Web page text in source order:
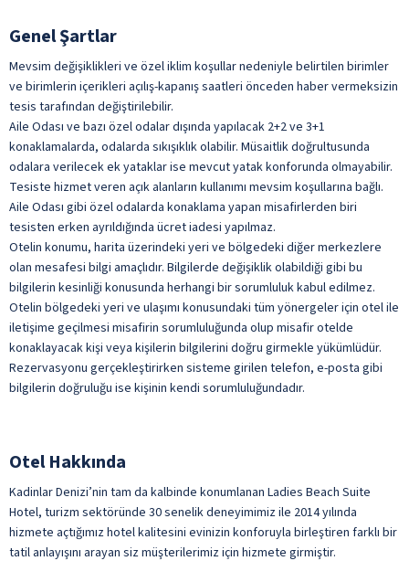
Kapalı Restoran
Lobi Bar
Nargile
Oda Servisi
Restoran
Restoran Bar
Serpme Kahvaltı
Şişeli İçecekler
Türk Kahvesi
Yabancı Alkollü İçecek
Yerli Alkollü İçecek
ile belirtilen özellikler ücretlidir.
açık alanlar ücretsiz şezlong ve şemsiye için ücret alınmaktadır.
Otelde beach club bulunuyor ve ücretlidir.
Halk Plajı
Şemsiye
Şezlong
ile belirtilen özellikler ücretlidir.
Genel Şartlar
Mevsim değişiklikleri ve özel iklim koşullar nedeniyle belirtilen birimler
ve birimlerin içerikleri açılış-kapanış saatleri önceden haber vermeksizin
tesis tarafından değiştirilebilir.
Aile Odası ve bazı özel odalar dışında yapılacak 2+2 ve 3+1
konaklamalarda, odalarda sıkışıklık olabilir. Müsaitlik doğrultusunda
odalara verilecek ek yataklar ise mevcut yatak konforunda olmayabilir.
Tesiste hizmet veren açık alanların kullanımı mevsim koşullarına bağlı.
Aile Odası gibi özel odalarda konaklama yapan misafirlerden biri
tesisten erken ayrıldığında ücret iadesi yapılmaz.
Otelin konumu, harita üzerindeki yeri ve bölgedeki diğer merkezlere
olan mesafesi bilgi amaçlıdır. Bilgilerde değişiklik olabildiği gibi bu
bilgilerin kesinliği konusunda herhangi bir sorumluluk kabul edilmez.
Otelin bölgedeki yeri ve ulaşımı konusundaki tüm yönergeler için otel ile
iletişime geçilmesi misafirin sorumluluğunda olup misafir otelde
konaklayacak kişi veya kişilerin bilgilerini doğru girmekle yükümlüdür.
Rezervasyonu gerçekleştirirken sisteme girilen telefon, e-posta gibi
bilgilerin doğruluğu ise kişinin kendi sorumluluğundadır.
Otel Hakkında
Kadinlar Denizi’nin tam da kalbinde konumlanan Ladies Beach Suite
Hotel, turizm sektöründe 30 senelik deneyimimiz ile 2014 yılında
hizmete açtığımız hotel kalitesini evinizin konforuyla birleştiren farklı bir
tatil anlayışını arayan siz müşterilerimiz için hizmete girmiştir.